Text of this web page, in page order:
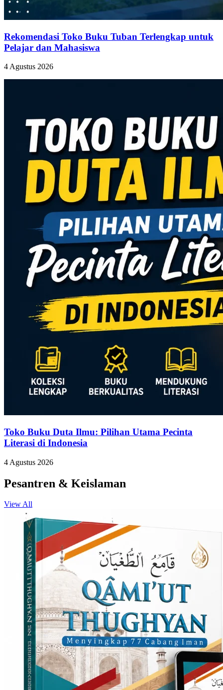
Rekomendasi Toko Buku Tuban Terlengkap untuk
Pelajar dan Mahasiswa
4 Agustus 2026
Toko Buku Duta Ilmu: Pilihan Utama Pecinta
Literasi di Indonesia
4 Agustus 2026
Pesantren & Keislaman
View All